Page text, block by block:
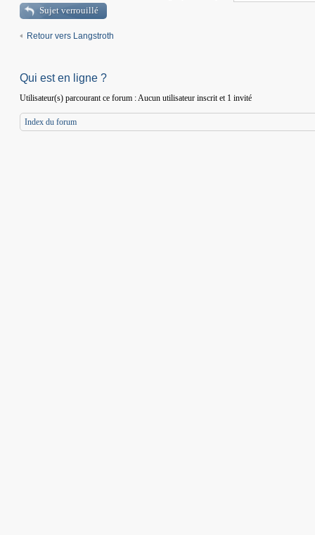
Sujet verrouillé
Retour vers Langstroth
Qui est en ligne ?
Utilisateur(s) parcourant ce forum : Aucun utilisateur inscrit et 1 invité
Index du forum